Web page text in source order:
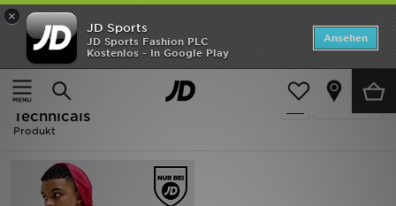
×
JD Sports
JD Sports Fashion PLC
Kostenlos - In Google Play
Ansehen
Startseite
Herren
verfeinern
Ausverkauf | Herren - Grau
Technicals
Produkt
Startseite
ANGEBOTE
Marken
Herren